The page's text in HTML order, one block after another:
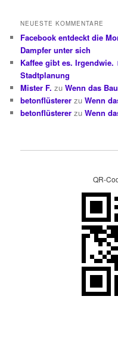
NEUESTE KOMMENTARE
Facebook entdeckt die
Dampfer unter sich
Kaffee gibt es.
Stadtplanung
Mister F. zuWenn das
betonflüsterer zuWenn
betonflüsterer zuWenn
QR-